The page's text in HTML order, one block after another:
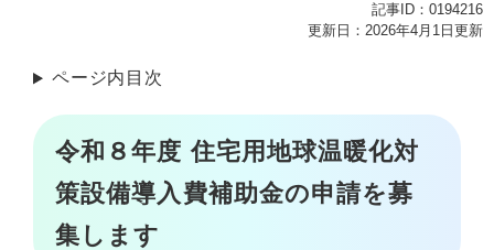
記事ID：0194216
更新日：2026年4月1日更新
ページ内目次
令和８年度 住宅用地球温暖化対
策設備導入費補助金の申請を募
集します